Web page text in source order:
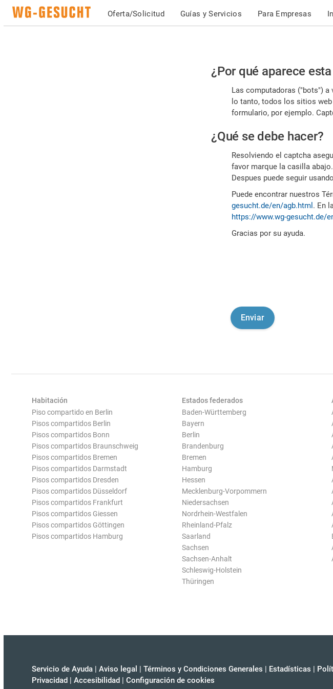
Oferta/Solicitud Guías y Servicios Para Empresas
Por
favor,
confirme
es
humano
¿Por qué aparece
Las computadoras ("bots") a
lo tanto, todos los sitios
formulario, por ejemplo.
¿Qué se debe hacer?
Resolviendo el captcha
favor marque la casilla
Despues puede seguir
Puede encontrar nuestros
gesucht.de/en/agb.html . En
https://www.wg-gesucht.de/
Gracias por su ayuda.
Habitación
Piso compartido en Berlin
Pisos compartidos Berlin
Pisos compartidos Bonn
Pisos compartidos Braunschweig
Pisos compartidos Bremen
Pisos compartidos Darmstadt
Pisos compartidos Dresden
Pisos compartidos Düsseldorf
Pisos compartidos Frankfurt
Pisos compartidos Giessen
Pisos compartidos Göttingen
Pisos compartidos Hamburg
Estados federados
Baden-Württemberg
Bayern
Berlin
Brandenburg
Bremen
Hamburg
Hessen
Mecklenburg-Vorpommern
Niedersachsen
Nordrhein-Westfalen
Rheinland-Pfalz
Saarland
Sachsen
Sachsen-Anhalt
Schleswig-Holstein
Thüringen
Servicio de Ayuda | Aviso legal | Términos y Condiciones Generales | Estadísticas |
Privacidad | Accesibilidad | Configuración de cookies